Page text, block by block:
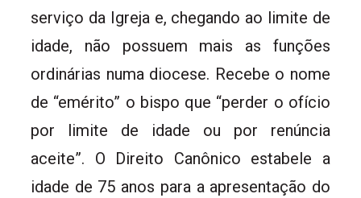
serviço da Igreja e, chegando ao limite de
idade, não possuem mais as funções
ordinárias numa diocese. Recebe o nome
de “emérito” o bispo que “perder o ofício
por limite de idade ou por renúncia
aceite”. O Direito Canônico estabele a
idade de 75 anos para a apresentação do